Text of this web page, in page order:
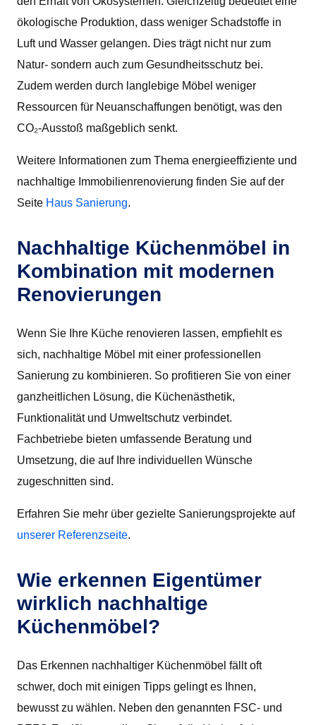
ökologische Produktion, dass weniger Schadstoffe in
Luft und Wasser gelangen. Dies trägt nicht nur zum
Natur- sondern auch zum Gesundheitsschutz bei.
Zudem werden durch langlebige Möbel weniger
Ressourcen für Neuanschaffungen benötigt, was den
CO₂-Ausstoß maßgeblich senkt.
Weitere Informationen zum Thema energieeffiziente und
nachhaltige Immobilienrenovierung finden Sie auf der
Seite Haus Sanierung.
Nachhaltige Küchenmöbel in
Kombination mit modernen
Renovierungen
Wenn Sie Ihre Küche renovieren lassen, empfiehlt es
sich, nachhaltige Möbel mit einer professionellen
Sanierung zu kombinieren. So profitieren Sie von einer
ganzheitlichen Lösung, die Küchenästhetik,
Funktionalität und Umweltschutz verbindet.
Fachbetriebe bieten umfassende Beratung und
Umsetzung, die auf Ihre individuellen Wünsche
zugeschnitten sind.
Erfahren Sie mehr über gezielte Sanierungsprojekte auf
unserer Referenzseite.
Wie erkennen Eigentümer
wirklich nachhaltige
Küchenmöbel?
Das Erkennen nachhaltiger Küchenmöbel fällt oft
schwer, doch mit einigen Tipps gelingt es Ihnen,
bewusst zu wählen. Neben den genannten FSC- und